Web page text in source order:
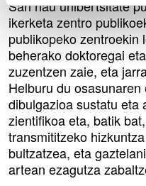
Sari hau unibertsitate
ikerketa zentro
publikopeko zentroekin
beherako doktoregai
zuzentzen zaie, eta
Helburu du
dibulgazioa sustatu eta
zientifikoa eta, batik
transmititzeko
bultzatzea, eta
artean ezagutza